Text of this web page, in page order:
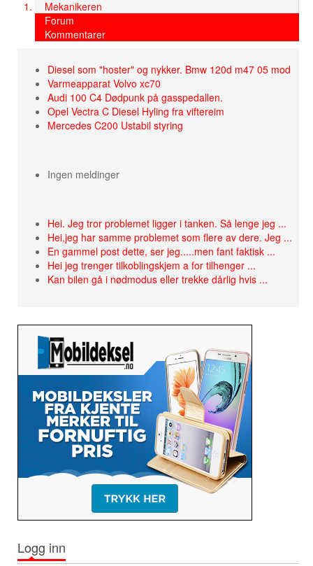
Mekanikeren
Forum
Kommentarer
Diesel som "hoster" og nykker. Bmw 120d m47 05 mod
Varmeapparat Volvo xc70
Audi 100 C4 Dødpunk på gasspedallen.
Opel Vectra C Diesel Hyling fra viftereim
Mercedes C200 Ustabil styring
Ingen meldinger
Hei. Jeg tror problemet ligger i tanken. Så lenge jeg ...
Hei,jeg har samme problemet som flere av dere. Jeg ...
En gammel post dette, ser jeg.....men fant faktisk ...
Hei jeg trenger tilkoblingskjem a for tilhenger ...
Kan bilen gå i nødmodus eller trekke dårlig hvis ...
Logg inn